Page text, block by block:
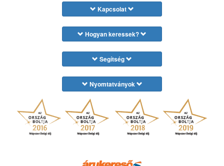
Kapcsolat
Hogyan keressek?
Segítség
Nyomtatványok